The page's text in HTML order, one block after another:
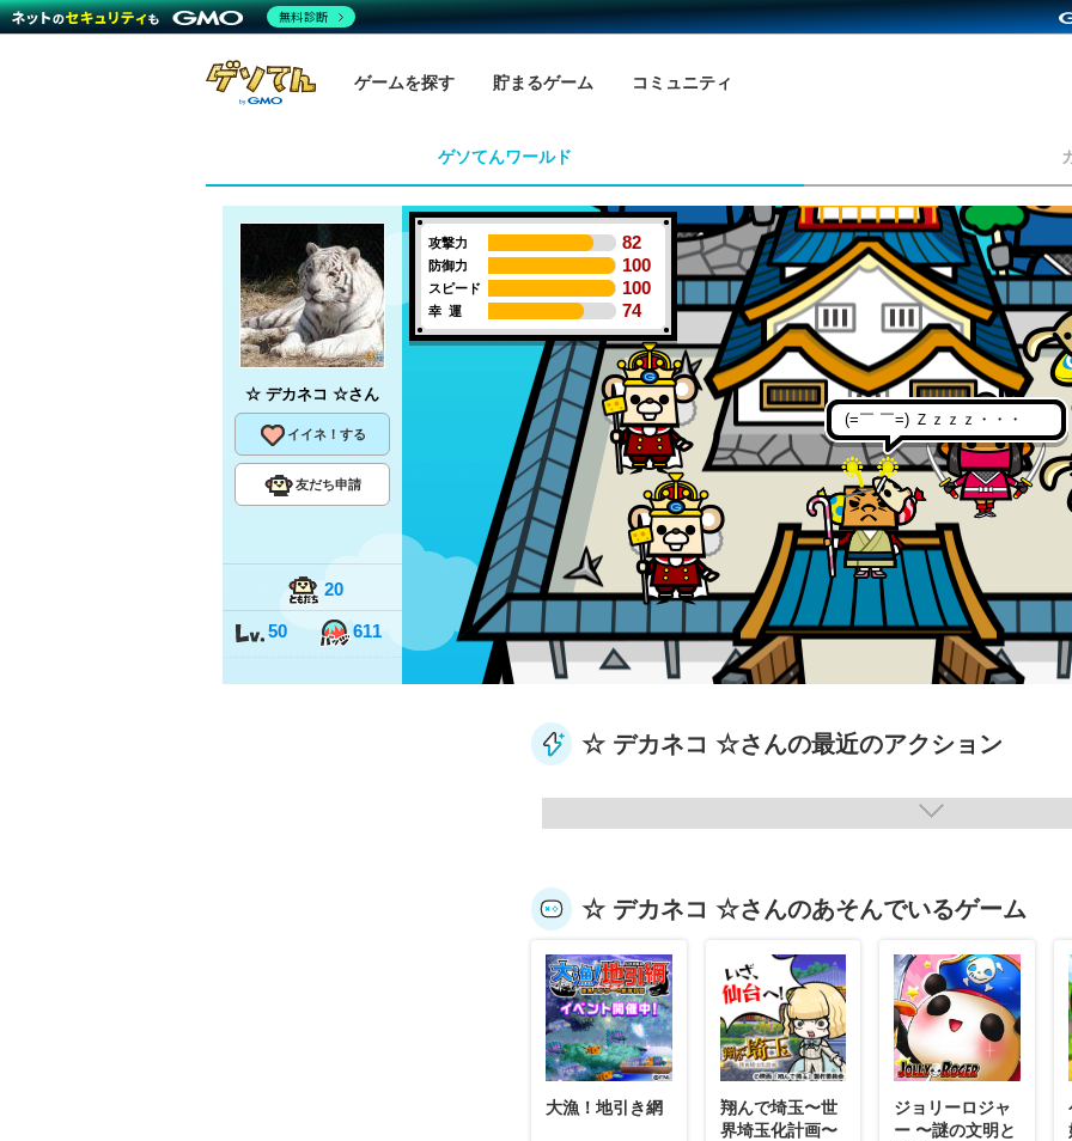
ゲームを探す 貯まるゲーム コミュニティ
ゲソてんワールド
☆ デカネコ ☆さん
イイネ！する
友だち申請
20
50 611
攻撃力 82
防御力 100
スピード 100
幸 運 74
(=￣ ￣=) Ｚｚｚｚ・・・
☆ デカネコ ☆さんの最近のアクション
☆ デカネコ ☆さんのあそんでいるゲーム
大漁！地引き網
翔んで埼玉〜世
界埼玉化計画〜
ジョリーロジャ
ー 〜謎の文明と
無料診断